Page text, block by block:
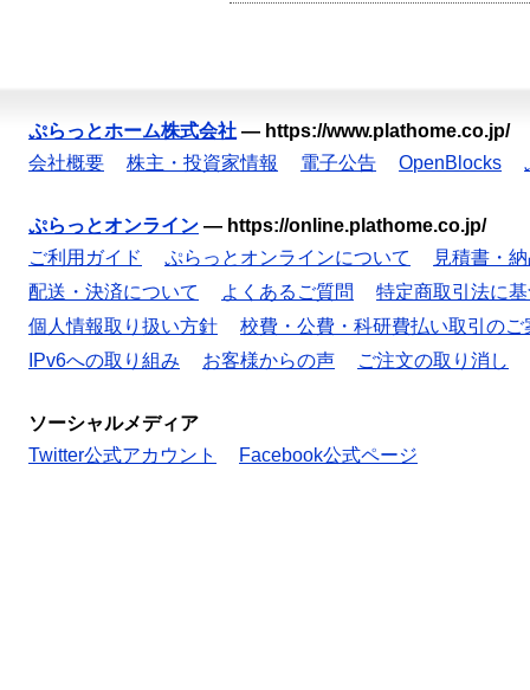
ぷらっとホーム株式会社 — https://www.plathome.co.jp/
会社概要
株主・投資家情報 電子公告 OpenBlocks
ぷらっとオンライン — https://online.plathome.co.jp/
ご利用ガイド
ぷらっとオンラインについて
見積書・
配送・決済について
よくあるご質問
特定商取引法に
個人情報取り扱い方針
校費・公費・科研費払い取引のご
IPv6への取り組み
お客様からの声 ご注文の取り消し
ソーシャルメディア
Twitter公式アカウント
Facebook公式ページ